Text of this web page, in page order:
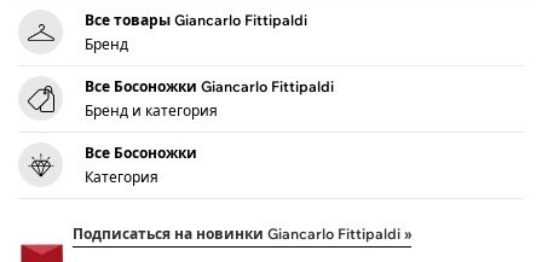
Все товары Giancarlo Fittipaldi
Бренд
Все Босоножки Giancarlo Fittipaldi
Бренд и категория
Все Босоножки
Категория
Подписаться на новинки Giancarlo Fittipaldi »